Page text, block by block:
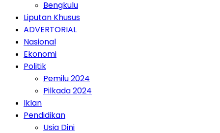
Bengkulu
Liputan Khusus
ADVERTORIAL
Nasional
Ekonomi
Politik
Pemilu 2024
Pilkada 2024
Iklan
Pendidikan
Usia Dini